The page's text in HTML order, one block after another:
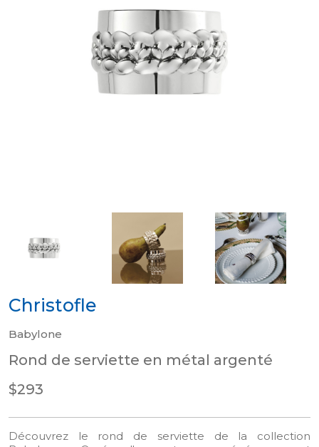
Christofle
Babylone
Rond de serviette en métal argenté
$293
Découvrez le rond de serviette de la collection